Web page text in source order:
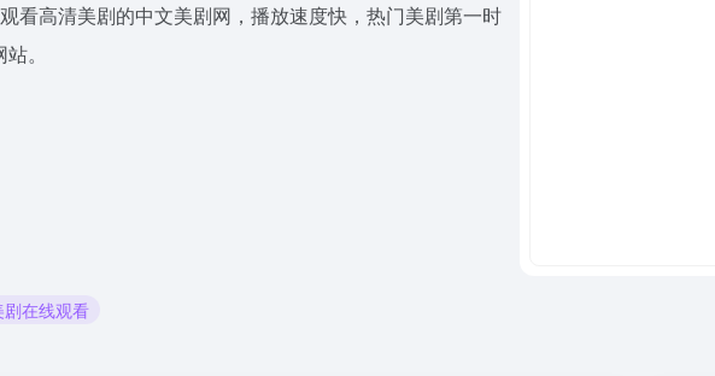
看高清美剧的中文美剧网，播放速度快，热门美剧第一时
。
在线观看